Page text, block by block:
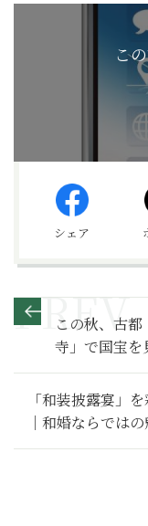
こ
シェア
この秋、古
寺」で国宝を
う
「和装披露宴」
｜和婚ならでは
法】